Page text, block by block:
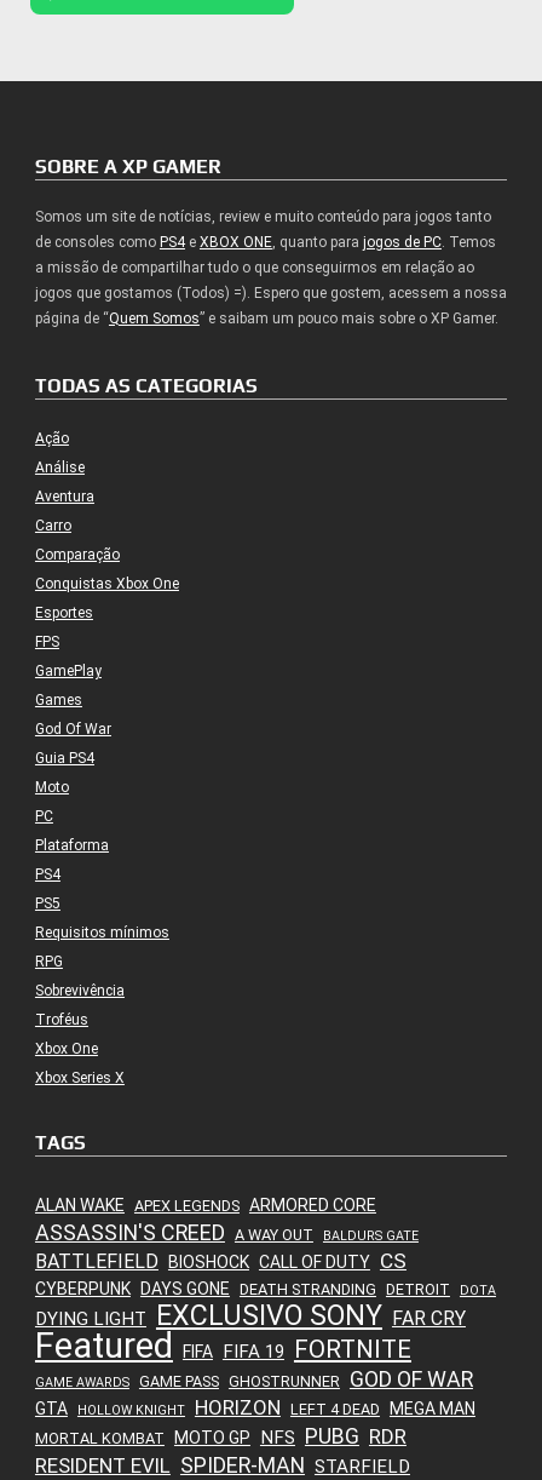
SOBRE A XP GAMER
Somos um site de notícias, review e muito conteúdo para jogos tanto
de consoles como PS4e XBOX ONE, quanto para jogos de PC. Temos
a missão de compartilhar tudo o que conseguirmos em relação ao
jogos que gostamos (Todos) =). Espero que gostem, acessem a nossa
página de “Quem Somos” e saibam um pouco mais sobre o XP Gamer.
TODAS AS CATEGORIAS
Ação
Análise
Aventura
Carro
Comparação
Conquistas Xbox One
Esportes
FPS
GamePlay
Games
God Of War
Guia PS4
Moto
PC
Plataforma
PS4
PS5
Requisitos mínimos
RPG
Sobrevivência
Troféus
Xbox One
Xbox Series X
TAGS
ALAN WAKE APEX LEGENDS ARMORED CORE
ASSASSIN'S CREED A WAY OUT BALDURS GATE
BATTLEFIELD BIOSHOCK CALL OF DUTY CS
CYBERPUNK DAYS GONE DEATH STRANDING DETROIT DOTA
DYING LIGHT EXCLUSIVO SONY FAR CRY
Featured FIFA FIFA 19 FORTNITE
GAME AWARDS GAME PASS GHOSTRUNNER GOD OF WAR
GTA HOLLOW KNIGHT HORIZON LEFT 4 DEAD MEGA MAN
MORTAL KOMBAT MOTO GP NFS PUBG RDR
RESIDENT EVIL SPIDER-MAN STARFIELD